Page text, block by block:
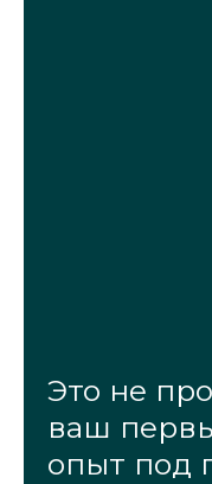
Это не
ваш
опыт под